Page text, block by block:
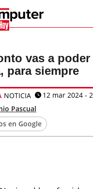
vas a poder
para siempre
NOTICIA
12 mar 2024 -
Pascual
en Google